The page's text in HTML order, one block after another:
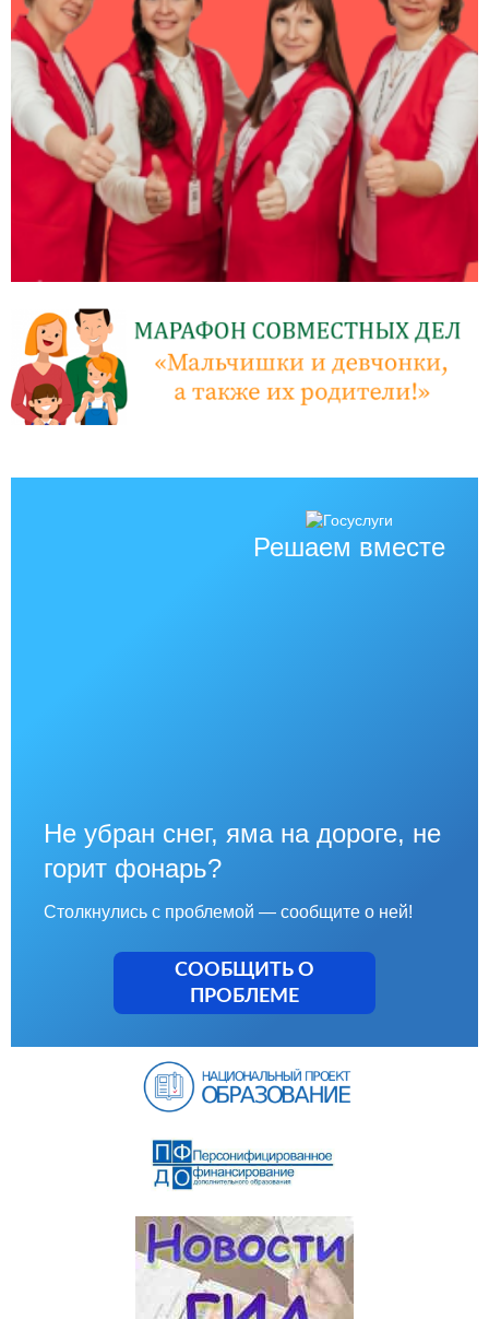
Решаем вместе
Не убран снег, яма на дороге, не
горит фонарь?
Столкнулись с проблемой — сообщите о ней!
СООБЩИТЬ О
ПРОБЛЕМЕ